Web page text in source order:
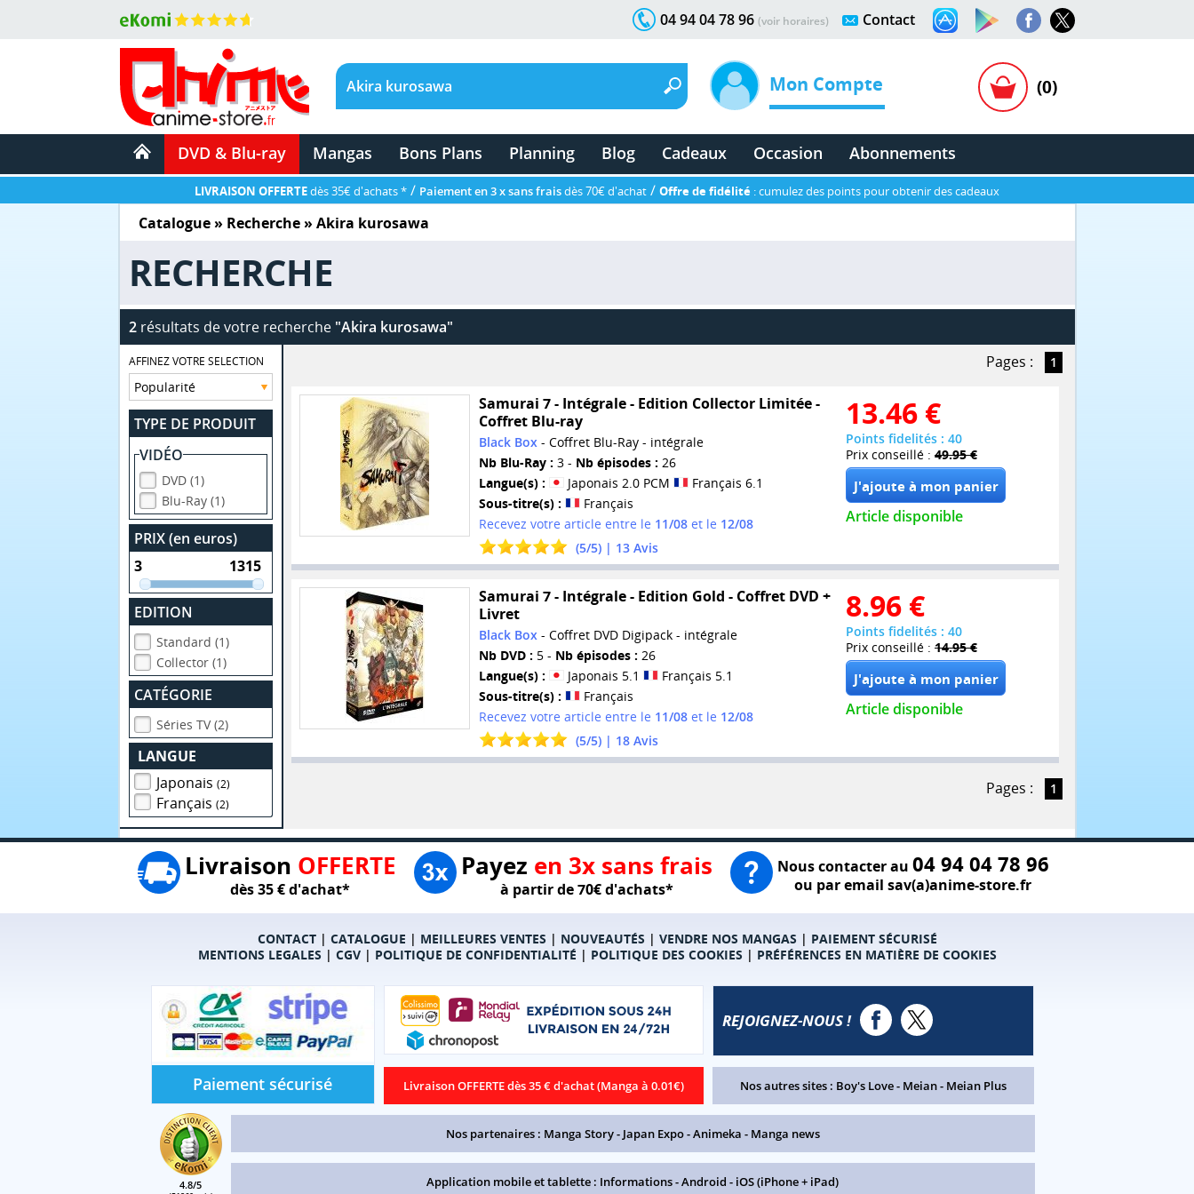
Contact
04 94 04 78 96 (voir horaires)
Mon Compte (0)
DVD & Blu-ray Mangas Bons Plans Planning Blog Cadeaux Occasion Abonnements
LIVRAISON OFFERTEdès 35€ d'achats * / Paiement en 3 x sans fraisdès 70€ d'achat / Offre de fidélité : cumulez des points pour obtenir des cadeaux
Catalogue» Recherche » Akira kurosawa
RECHERCHE
2résultats de votre recherche "Akira kurosawa"
AFFINEZ VOTRE SELECTION
TYPE DE PRODUIT
VIDÉO
DVD (1)
Blu-Ray (1)
PRIX (en euros)
EDITION
Standard (1)
Collector (1)
CATÉGORIE
Séries TV (2)
LANGUE
Japonais(2)
Français(2)
Pages : 1
Samurai 7 - Intégrale - Edition Collector Limitée -
Coffret Blu-ray
Black Box- Coffret Blu-Ray - intégrale
Nb Blu-Ray : 3 - Nb épisodes : 26
Langue(s) :
Japonais 2.0 PCM
Français 6.1
Sous-titre(s) :
Français
Recevez votre article entre le 11/08et le 12/08
(5/5) | 13Avis
13.46 €
Points fidelités : 40
Prix conseillé : 49.95 €
Article disponible
Samurai 7 - Intégrale - Edition Gold - Coffret DVD +
Livret
Black Box- Coffret DVD Digipack - intégrale
Nb DVD : 5 - Nb épisodes : 26
Langue(s) :
Japonais 5.1
Français 5.1
Sous-titre(s) :
Français
Recevez votre article entre le 11/08et le 12/08
(5/5) | 18Avis
8.96 €
Points fidelités : 40
Prix conseillé : 14.95 €
Article disponible
Pages : 1
Livraison OFFERTE
dès 35 € d'achat*
Payez en 3x sans frais
à partir de 70€ d'achats*
Nous contacter au 04 94 04 78 96
ou par email sav(a)anime-store.fr
CONTACT| CATALOGUE | MEILLEURES VENTES | NOUVEAUTÉS | VENDRE NOS MANGAS | PAIEMENT SÉCURISÉ
MENTIONS LEGALES | CGV| POLITIQUE DE CONFIDENTIALITÉ | POLITIQUE DES COOKIES | PRÉFÉRENCES EN MATIÈRE DE COOKIES
Paiement sécurisé Livraison OFFERTE dès 35 € d'achat (Manga à 0.01€)
REJOIGNEZ-NOUS !
Nos autres sites : Boy's Love- Meian- Meian Plus
4.8/5
Nos partenaires : Manga Story- Japan Expo-Animeka - Manga news
Application mobile et tablette : Informations-Android - iOS (iPhone + iPad)